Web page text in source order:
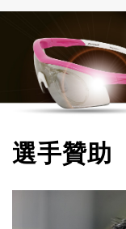
選手贊助